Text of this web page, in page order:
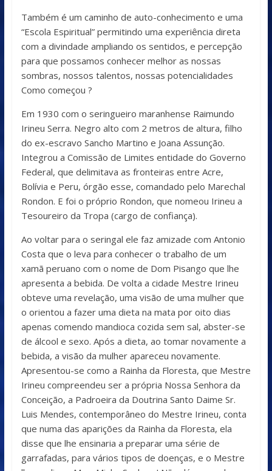
Também é um caminho de auto-conhecimento e uma
“Escola Espiritual” permitindo uma experiência direta
com a divindade ampliando os sentidos, e percepção
para que possamos conhecer melhor as nossas
sombras, nossos talentos, nossas potencialidades
Como começou ?
Em 1930 com o seringueiro maranhense Raimundo
Irineu Serra. Negro alto com 2 metros de altura, filho
do ex-escravo Sancho Martino e Joana Assunção.
Integrou a Comissão de Limites entidade do Governo
Federal, que delimitava as fronteiras entre Acre,
Bolívia e Peru, órgão esse, comandado pelo Marechal
Rondon. E foi o próprio Rondon, que nomeou Irineu a
Tesoureiro da Tropa (cargo de confiança).
Ao voltar para o seringal ele faz amizade com Antonio
Costa que o leva para conhecer o trabalho de um
xamã peruano com o nome de Dom Pisango que lhe
apresenta a bebida. De volta a cidade Mestre Irineu
obteve uma revelação, uma visão de uma mulher que
o orientou a fazer uma dieta na mata por oito dias
apenas comendo mandioca cozida sem sal, abster-se
de álcool e sexo. Após a dieta, ao tomar novamente a
bebida, a visão da mulher apareceu novamente.
Apresentou-se como a Rainha da Floresta, que Mestre
Irineu compreendeu ser a própria Nossa Senhora da
Conceição, a Padroeira da Doutrina Santo Daime Sr.
Luis Mendes, contemporâneo do Mestre Irineu, conta
que numa das aparições da Rainha da Floresta, ela
disse que lhe ensinaria a preparar uma série de
garrafadas, para vários tipos de doenças, e o Mestre